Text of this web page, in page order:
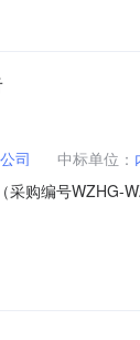
司 中标单位：
购编号
贸易中心联系电